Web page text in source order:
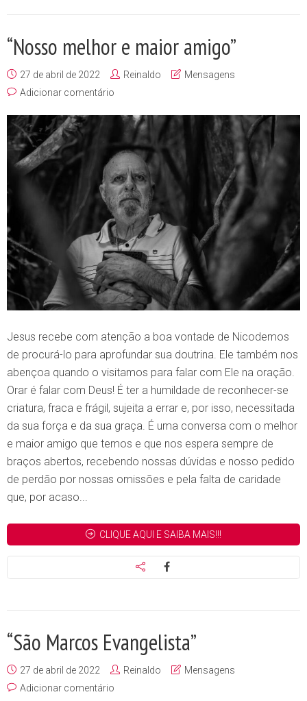
“Nosso melhor e maior amigo”
27 de abril de 2022 Reinaldo
Mensagens
Adicionar comentário
Jesus recebe com atenção a boa vontade de Nicodemos
de procurá-lo para aprofundar sua doutrina. Ele também nos
abençoa quando o visitamos para falar com Ele na oração.
Orar é falar com Deus! É ter a humildade de reconhecer-se
criatura, fraca e frágil, sujeita a errar e, por isso, necessitada
da sua força e da sua graça. É uma conversa com o melhor
e maior amigo que temos e que nos espera sempre de
braços abertos, recebendo nossas dúvidas e nosso pedido
de perdão por nossas omissões e pela falta de caridade
que, por acaso...
CLIQUE AQUI E SAIBA MAIS!!!
“São Marcos Evangelista”
27 de abril de 2022 Reinaldo
Mensagens
Adicionar comentário